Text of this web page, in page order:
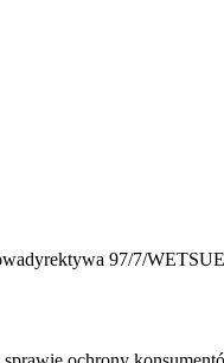
dyrektywa 97/7/WETSUE